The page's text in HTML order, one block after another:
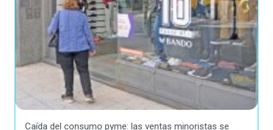
Caída del consumo pyme: las ventas minoristas se